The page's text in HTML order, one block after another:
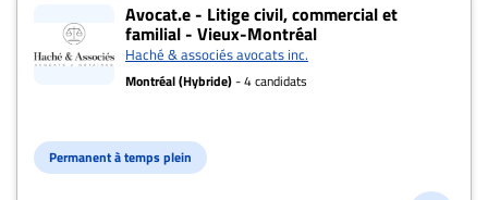
Avocat.e - Litige civil, commercial et
familial - Vieux-Montréal
Haché & associés avocats inc.
Montréal (Hybride)- 4 candidats
Permanent à temps plein